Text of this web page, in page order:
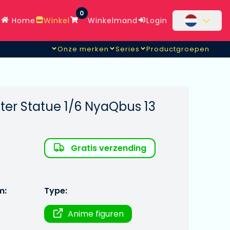
Home Winkel
0
Winkelmand Login
Onze merken Series Productgroepen
Statue 1/6 NyaQbus 13
Gratis verzending
Type:
Anime figuren